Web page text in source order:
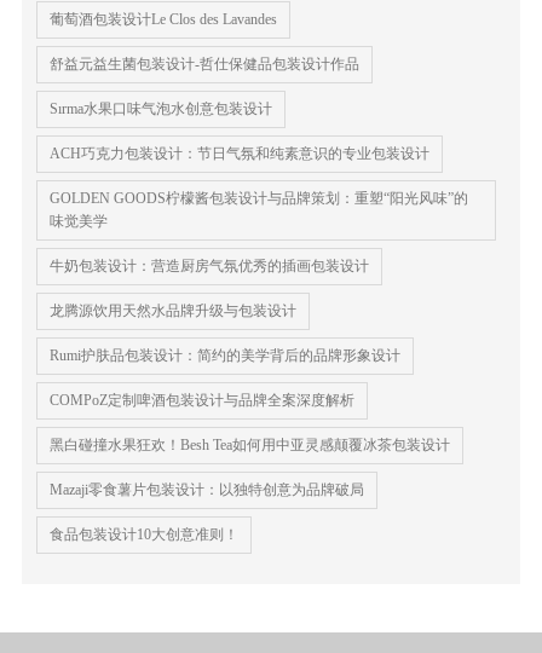
葡萄酒包装设计Le Clos des Lavandes
舒益元益生菌包装设计-哲仕保健品包装设计作品
Sırma水果口味气泡水创意包装设计
ACH巧克力包装设计：节日气氛和纯素意识的专业包装设计
GOLDEN GOODS柠檬酱包装设计与品牌策划：重塑“阳光风味”的
味觉美学
牛奶包装设计：营造厨房气氛优秀的插画包装设计
龙腾源饮用天然水品牌升级与包装设计
Rumi护肤品包装设计：简约的美学背后的品牌形象设计
COMPoZ定制啤酒包装设计与品牌全案深度解析
黑白碰撞水果狂欢！Besh Tea如何用中亚灵感颠覆冰茶包装设计
Mazaji零食薯片包装设计：以独特创意为品牌破局
食品包装设计10大创意准则！